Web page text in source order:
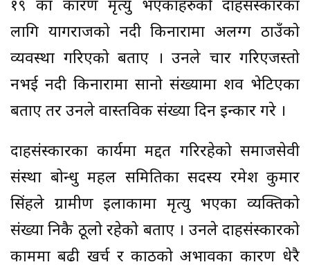
१९ का कारण मृत्यु भएकाहरुको दाहसंस्कारका
लागि प्रयागराजको नदी किनारामा अलग्ग ठाउँको
व्यवस्था गरिएको बताए । उनले प्रचार गरिएजस्तो
नभई नदी किनारामा सानो संख्यामा शव भेटिएका
बताए तर उनले वास्तविक संख्या दिन इन्कार गरे ।
दाहसंस्कारका कार्यमा मद्दत गरिरहेको समाजसेवी
संस्था बोन्धु महल समितिका सदस्य रमेश कुमार
सिंहले ग्रामीण इलाकामा मृत्यु भएका व्यक्तिको
संख्या निकै ठूलो रहेको बताए । उनले दाहसंस्कारको
काममा बढी खर्च र काठको अभावका कारण धेरै